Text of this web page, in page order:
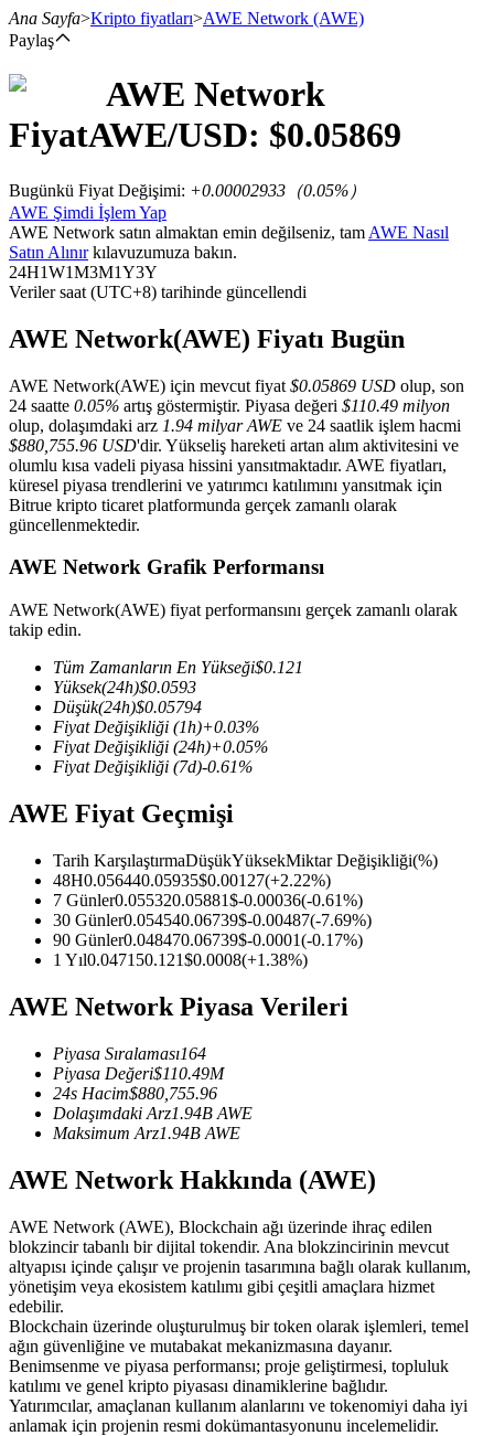
Vadeli İşlemler
USDT Vadeli İşlemleri
Kripto Para Vadeli İşlemleri
TradFi
Hisse senetleri, döviz, değerli metaller ve emtia türevleri
USDC'yi teminat olarak kullanan vadeli işlemler
Kopya Ticaret
En iyi traderlarla güçlerinizi birleştirin
Ana Sayfa>Kripto fiyatları>AWE Network (AWE)
Paylaş
AWE Network
FiyatAWE/USD: $0.05869
Bugünkü Fiyat Değişimi: +0.00002933 （0.05%）
AWE Şimdi İşlem Yap
AWE Network satın almaktan emin değilseniz, tam AWE Nasıl
Satın Alınırkılavuzumuza bakın.
24H1W1M3M1Y3Y
Veriler saat (UTC+8) tarihinde güncellendi
AWE Network(AWE) Fiyatı Bugün
AWE Network(AWE) için mevcut fiyat $0.05869 USD olup, son
24 saatte 0.05% artış göstermiştir. Piyasa değeri $110.49 milyon
olup, dolaşımdaki arz 1.94 milyar AWE ve 24 saatlik işlem hacmi
$880,755.96 USD'dir. Yükseliş hareketi artan alım aktivitesini ve
olumlu kısa vadeli piyasa hissini yansıtmaktadır. AWE fiyatları,
küresel piyasa trendlerini ve yatırımcı katılımını yansıtmak için
Bitrue kripto ticaret platformunda gerçek zamanlı olarak
güncellenmektedir.
AWE Network Grafik Performansı
AWE Network(AWE) fiyat performansını gerçek zamanlı olarak
takip edin.
Tüm Zamanların En Yükseği$0.121
Yüksek(24h)$0.0593
Düşük(24h)$0.05794
Fiyat Değişikliği (1h)+0.03%
Fiyat Değişikliği (24h)+0.05%
Fiyat Değişikliği (7d)-0.61%
AWE Fiyat Geçmişi
Tarih KarşılaştırmaDüşükYüksekMiktar Değişikliği(%)
48H0.056440.05935$0.00127(+2.22%)
7 Günler0.055320.05881$-0.00036(-0.61%)
30 Günler0.054540.06739$-0.00487(-7.69%)
90 Günler0.048470.06739$-0.0001(-0.17%)
1 Yıl0.047150.121$0.0008(+1.38%)
AWE Network Piyasa Verileri
Piyasa Sıralaması164
Piyasa Değeri$110.49M
24s Hacim$880,755.96
Dolaşımdaki Arz1.94B AWE
Maksimum Arz1.94B AWE
AWE Network Hakkında (AWE)
AWE Network (AWE), Blockchain ağı üzerinde ihraç edilen
blokzincir tabanlı bir dijital tokendir. Ana blokzincirinin mevcut
altyapısı içinde çalışır ve projenin tasarımına bağlı olarak kullanım,
yönetişim veya ekosistem katılımı gibi çeşitli amaçlara hizmet
edebilir.
Blockchain üzerinde oluşturulmuş bir token olarak işlemleri, temel
ağın güvenliğine ve mutabakat mekanizmasına dayanır.
Benimsenme ve piyasa performansı; proje geliştirmesi, topluluk
katılımı ve genel kripto piyasası dinamiklerine bağlıdır.
Yatırımcılar, amaçlanan kullanım alanlarını ve tokenomiyi daha iyi
anlamak için projenin resmi dokümantasyonunu incelemelidir.